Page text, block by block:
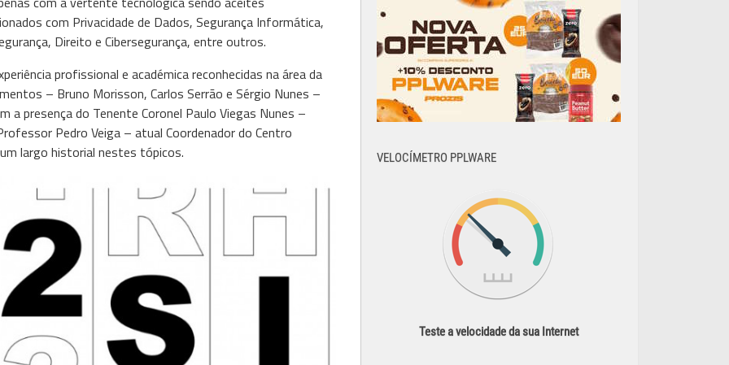
com Privacidade de Dados, Segurança Informática,
Direito e Cibersegurança, entre outros.
profissional e académica reconhecidas na área da
– Bruno Morisson, Carlos Serrão e Sérgio Nunes –
a presença do Tenente Coronel Paulo Viegas Nunes –
Pedro Veiga – atual Coordenador do Centro
largo historial nestes tópicos.
VELOCÍMETRO PPLWARE
Teste a velocidade da sua Internet